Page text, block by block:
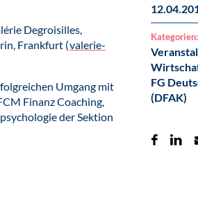
Degroisilles,
Frankfurt (valerie-
Umgang mit
Finanz Coaching,
der Sektion
Kategorien:
FG
(DFAK)